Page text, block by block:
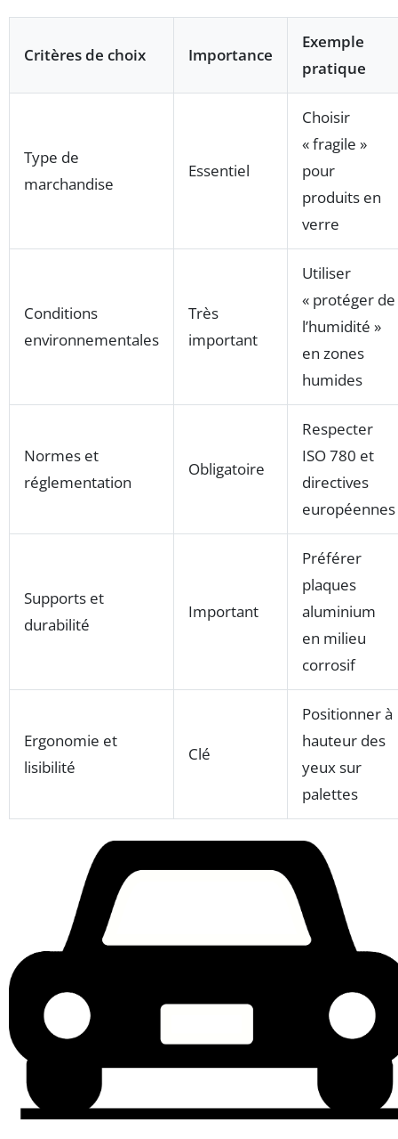
Critères de choix Importance
Exemple
pratique
Type de
marchandise
Essentiel
Choisir
« fragile »
pour
produits en
verre
Conditions
environnementales
Très
important
Utiliser
« protéger de
l’humidité »
en zones
humides
Normes et
réglementation
Obligatoire
Respecter
ISO 780 et
directives
européennes
Supports et
durabilité
Important
Préférer
plaques
aluminium
en milieu
corrosif
Ergonomie et
lisibilité
Clé
Positionner à
hauteur des
yeux sur
palettes